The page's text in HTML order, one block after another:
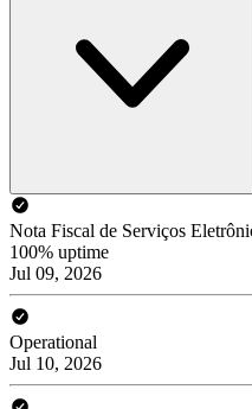
Nota Fiscal de Serviços
100% uptime
Jul 09, 2026
Operational
Jul 10, 2026